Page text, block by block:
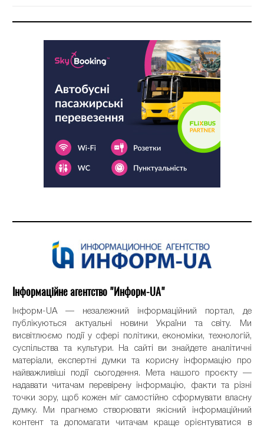
Інформаційне агентство "Информ-UA"
Інформ-UA — незалежний інформаційний портал, де
публікуються актуальні новини України та світу. Ми
висвітлюємо події у сфері політики, економіки, технологій,
суспільства та культури. На сайті ви знайдете аналітичні
матеріали, експертні думки та корисну інформацію про
найважливіші події сьогодення. Мета нашого проєкту —
надавати читачам перевірену інформацію, факти та різні
точки зору, щоб кожен міг самостійно сформувати власну
думку. Ми прагнемо створювати якісний інформаційний
контент та допомагати читачам краще орієнтуватися в